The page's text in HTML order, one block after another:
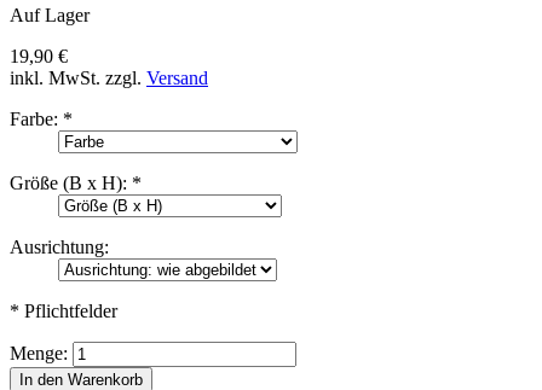
Auf Lager
19,90 €
inkl. MwSt. zzgl. Versand
Farbe: *
Größe (B x H): *
Ausrichtung:
* Pflichtfelder
Menge:
In den Warenkorb